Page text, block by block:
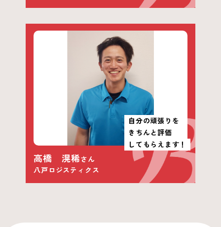
自分の頑張りを
きちんと評価
してもらえます！
高橋 滉稀さん
八戸ロジスティクス